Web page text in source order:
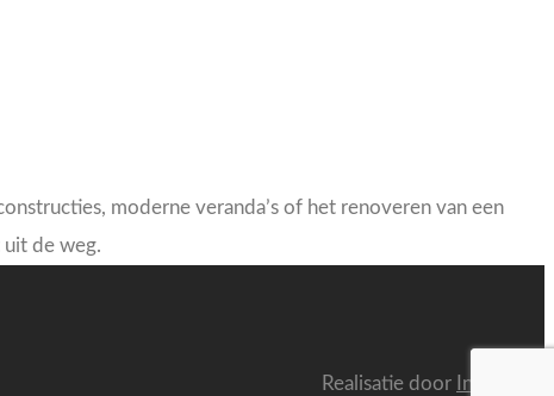
moderne veranda’s of het renoveren van een
de weg.
Realisatie door Inevoweb